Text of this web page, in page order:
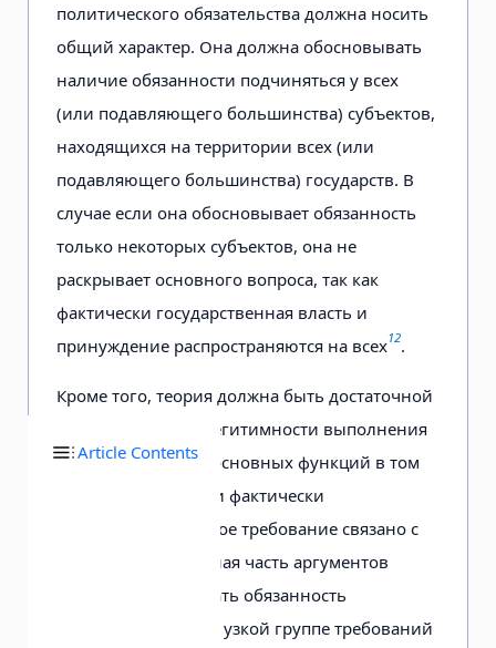
Article Contents
политического обязательства должна носить
общий характер. Она должна обосновывать
наличие обязанности подчиняться у всех
(или подавляющего большинства) субъектов,
находящихся на территории всех (или
подавляющего большинства) государств. В
случае если она обосновывает обязанность
только некоторых субъектов, она не
раскрывает основного вопроса, так как
фактически государственная власть и
принуждение распространяются на всех12.
Кроме того, теория должна быть достаточной
для обоснования легитимности выполнения
государством всех основных функций в том
виде, в котором они фактически
. Данное требование связано с
тем, что значительная часть аргументов
позволяет обосновать обязанность
подчинения только узкой группе требований